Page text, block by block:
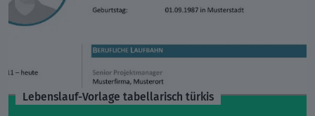
Lebenslauf-Vorlage tabellarisch türkis